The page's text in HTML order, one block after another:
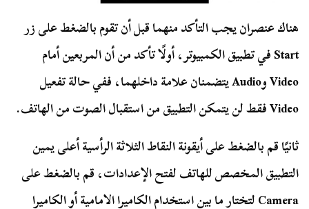
هناك عنصران يجب التأكد منهما قبل أن تقوم بالضغط على زر
Start في تطبيق الكمبيوتر، أولًا تأكد من أن المربعين أمام
Video وAudio يتضمنان علامة داخلهما، ففي حالة تفعيل
Video فقط لن يتمكن التطبيق من استقبال الصوت من الهاتف.
ثانيًا قم بالضغط على أيقونة النقاط الثلاثة الرأسية أعلى يمين
التطبيق المخصص للهاتف لفتح الإعدادات، قم بالضغط على
Camera لتختار ما بين استخدام الكاميرا الامامية أو الكاميرا